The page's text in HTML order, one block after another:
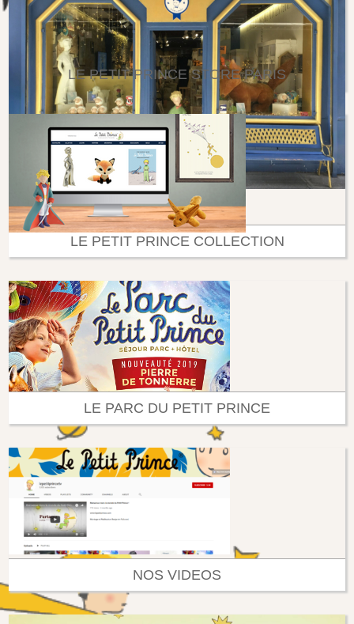
LE PETIT PRINCE STORE PARIS
LE PETIT PRINCE COLLECTION
LE PARC DU PETIT PRINCE
NOS VIDEOS